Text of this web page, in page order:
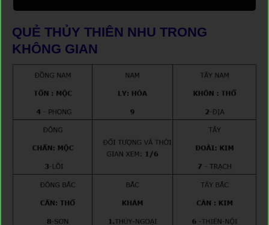
QUẺ THỦY THIÊN NHU TRONG
KHÔNG GIAN